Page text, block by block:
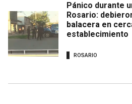
Pánico durante
Rosario:
balacera en
establecimiento
ROSARIO